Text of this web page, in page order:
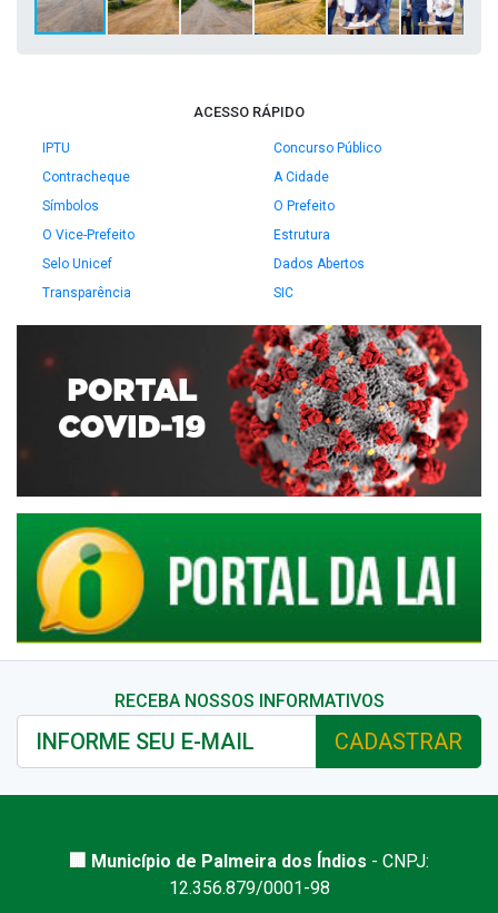
ACESSO RÁPIDO
IPTU
Concurso Público
Contracheque
A Cidade
Símbolos
O Prefeito
O Vice-Prefeito
Estrutura
Selo Unicef
Dados Abertos
Transparência
SIC
RECEBA NOSSOS INFORMATIVOS
CADASTRAR
🏢 Município de Palmeira dos Índios - CNPJ:
12.356.879/0001-98